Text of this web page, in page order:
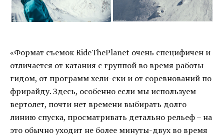
«Формат съемок RideThePlanet очень специфичен и
отличается от катания с группой во время работы
гидом, от программ хели-ски и от соревнований по
фрирайду. Здесь, особенно если мы используем
вертолет, почти нет времени выбирать долго
линию спуска, просматривать детально рельеф – на
это обычно уходит не более минуты-двух во время